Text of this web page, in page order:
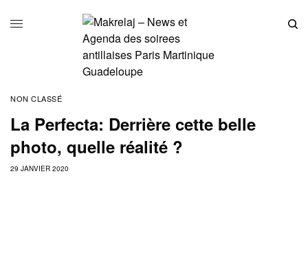
NON CLASSÉ
La Perfecta: Derrière cette belle
photo, quelle réalité ?
29 JANVIER 2020